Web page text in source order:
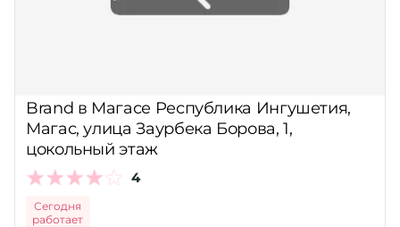
Brand в Магасе Республика Ингушетия,
Магас, улица Заурбека Борова, 1,
цокольный этаж
4
Сегодня
работает